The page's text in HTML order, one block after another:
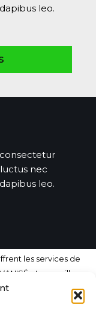
leo.
nec
leo.
les services de
et en mailles
garanti est dans le
l’industrie à Mirabel